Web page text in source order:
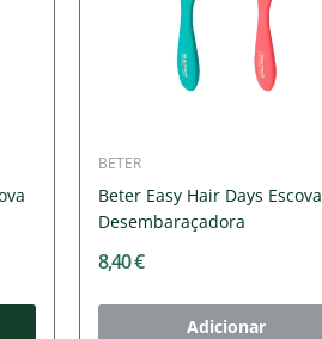
BETER
Beter Easy Hair Days Escova
Desembaraçadora
8,40 €
Adicionar